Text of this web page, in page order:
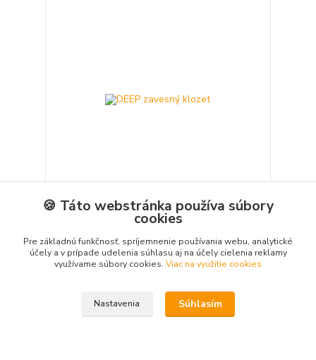
DEEP zavesný klozet
107,63 €/ks
87,50 €bez DPH skladom
🍪 Táto webstránka používa súbory
cookies
Pre základnú funkčnosť, spríjemnenie používania webu, analytické
účely a v prípade udelenia súhlasu aj na účely cielenia reklamy
využívame súbory cookies. Viac na využitie cookies
Nastavenia Súhlasím